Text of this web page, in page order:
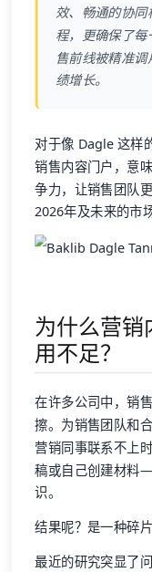
效、畅通的协
程，更确保了
售前线被精准
绩增长。
对于像 Dagle 这样
销售内容门户，意
争力，让销售团队
2026年及未来的市
为什么营
用不足？
在许多公司中，销
擦。为销售团队和
营销同事联系不上
稿或自己创建材料
识。
结果呢？是一种碎
最近的研究突显了